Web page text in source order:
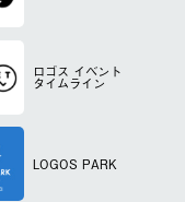
ロゴス イベント
タイムライン
LOGOS PARK